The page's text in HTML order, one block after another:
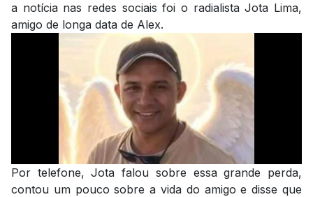
a notícia nas redes sociais foi o radialista Jota Lima,
amigo de longa data de Alex.
Por telefone, Jota falou sobre essa grande perda,
contou um pouco sobre a vida do amigo e disse que